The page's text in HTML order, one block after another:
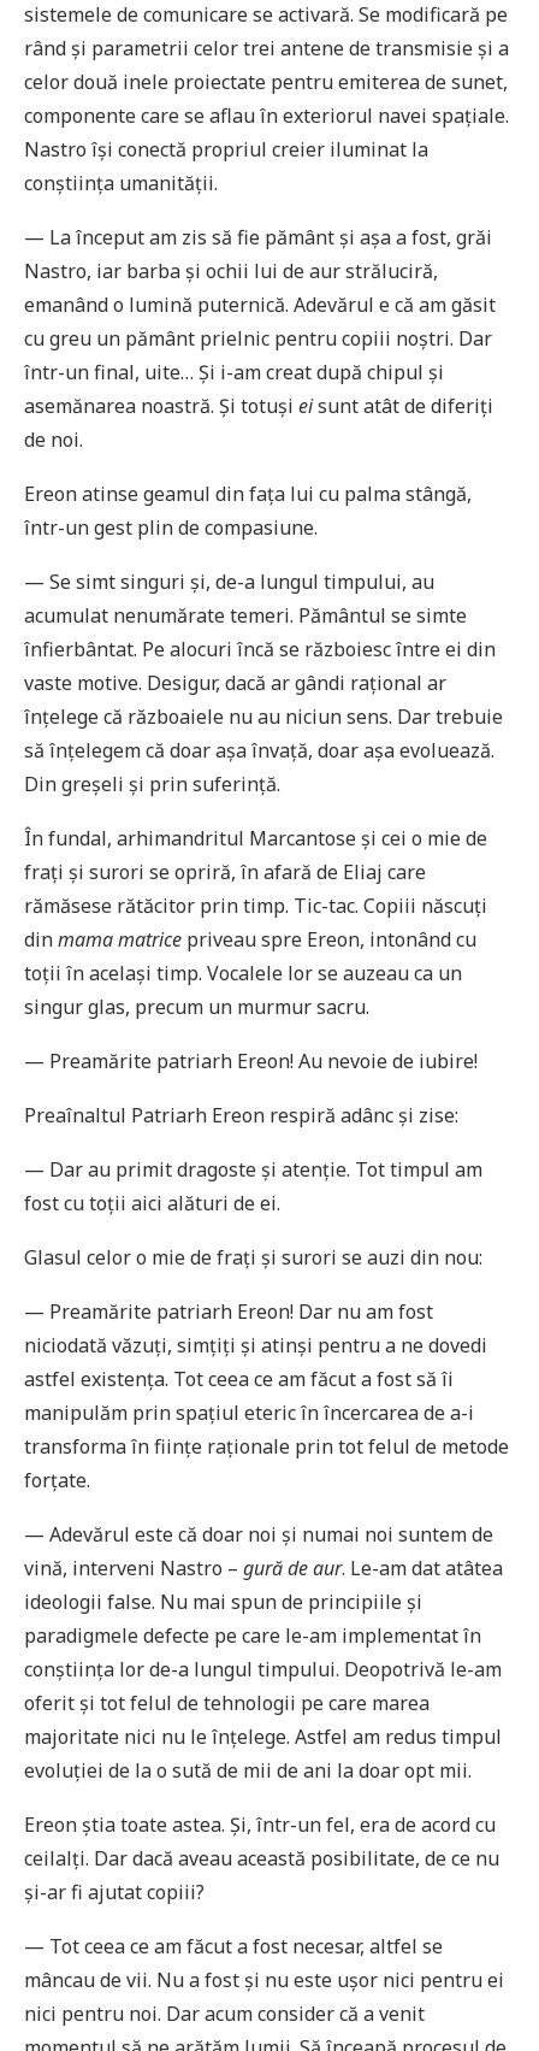
sistemele de comunicare se activară. Se modificară pe
rând și parametrii celor trei antene de transmisie și a
celor două inele proiectate pentru emiterea de sunet,
componente care se aflau în exteriorul navei spațiale.
Nastro își conectă propriul creier iluminat la
conștiința umanității.
— La început am zis să fie pământ și așa a fost, grăi
Nastro, iar barba și ochii lui de aur străluciră,
emanând o lumină puternică. Adevărul e că am găsit
cu greu un pământ prielnic pentru copiii noștri. Dar
într-un final, uite… Și i-am creat după chipul și
asemănarea noastră. Și totuși eisunt atât de diferiți
de noi.
Ereon atinse geamul din fața lui cu palma stângă,
într-un gest plin de compasiune.
— Se simt singuri și, de-a lungul timpului, au
acumulat nenumărate temeri. Pământul se simte
înfierbântat. Pe alocuri încă se războiesc între ei din
vaste motive. Desigur, dacă ar gândi rațional ar
înțelege că războaiele nu au niciun sens. Dar trebuie
să înțelegem că doar așa învață, doar așa evoluează.
Din greșeli și prin suferință.
În fundal, arhimandritul Marcantose și cei o mie de
frați și surori se opriră, în afară de Eliaj care
rămăsese rătăcitor prin timp. Tic-tac. Copiii născuți
dinmama matrice priveau spre Ereon, intonând cu
toții în același timp. Vocalele lor se auzeau ca un
singur glas, precum un murmur sacru.
— Preamărite patriarh Ereon! Au nevoie de iubire!
Preaînaltul Patriarh Ereon respiră adânc și zise:
— Dar au primit dragoste și atenție. Tot timpul am
fost cu toții aici alături de ei.
Glasul celor o mie de frați și surori se auzi din nou:
— Preamărite patriarh Ereon! Dar nu am fost
niciodată văzuți, simțiți și atinși pentru a ne dovedi
astfel existența. Tot ceea ce am făcut a fost să îi
manipulăm prin spațiul eteric în încercarea de a-i
transforma în ființe raționale prin tot felul de metode
forțate.
— Adevărul este că doar noi și numai noi suntem de
vină, interveni Nastro – gură de aur. Le-am dat atâtea
ideologii false. Nu mai spun de principiile și
paradigmele defecte pe care le-am implementat în
conștiința lor de-a lungul timpului. Deopotrivă le-am
oferit și tot felul de tehnologii pe care marea
majoritate nici nu le înțelege. Astfel am redus timpul
evoluției de la o sută de mii de ani la doar opt mii.
Ereon știa toate astea. Și, într-un fel, era de acord cu
ceilalți. Dar dacă aveau această posibilitate, de ce nu
și-ar fi ajutat copiii?
— Tot ceea ce am făcut a fost necesar, altfel se
mâncau de vii. Nu a fost și nu este ușor nici pentru ei
nici pentru noi. Dar acum consider că a venit